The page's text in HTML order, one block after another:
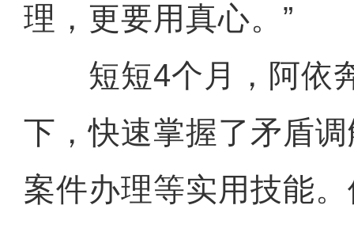
理，更要用真心。”
短短4个月，阿依
下，快速掌握了矛盾
案件办理等实用技能